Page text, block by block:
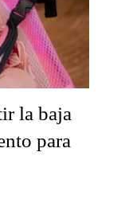
la baja
para